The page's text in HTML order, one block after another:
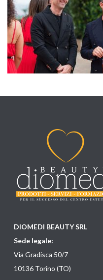
DIOMEDI BEAUTY SRL
Sede legale:
Via Gradisca 50/7
10136 Torino (TO)